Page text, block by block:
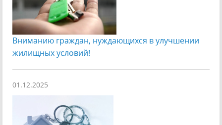
Вниманию граждан, нуждающихся в улучшении
жилищных условий!
01.12.2025